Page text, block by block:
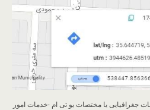
جغرافیایی یا مختصات یو تی ام -خدمات امور